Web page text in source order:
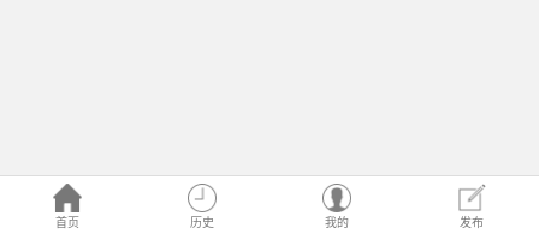
首页 历史 我的 发布